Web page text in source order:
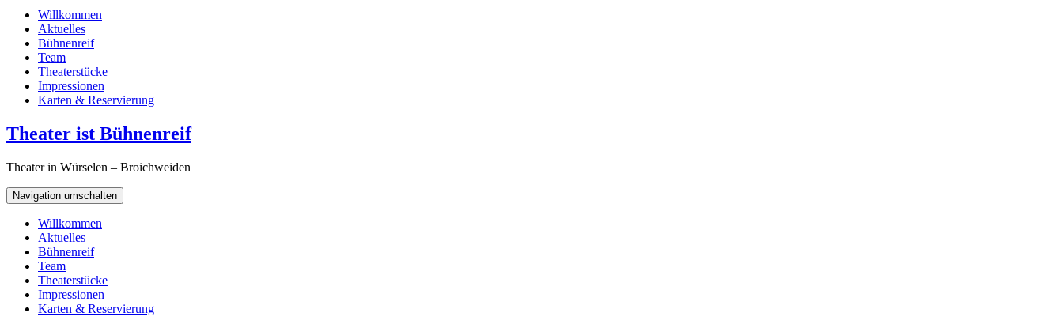
Willkommen
Aktuelles
Bühnenreif
Team
Theaterstücke
Impressionen
Karten & Reservierung
Theater ist Bühnenreif
Theater in Würselen – Broichweiden
Navigation umschalten
Willkommen
Aktuelles
Bühnenreif
Team
Theaterstücke
Impressionen
Karten & Reservierung